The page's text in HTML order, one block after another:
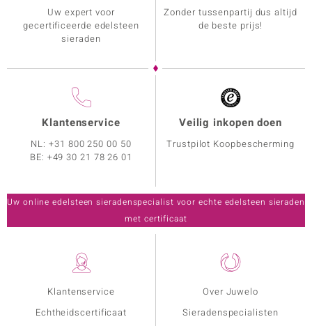
Klantenservice
Echtheidscertificaat
Over Juwelo
Sieradenspecialisten
Uw expert voor
gecertificeerde edelsteen
sieraden
Zonder tussenpartij dus altijd
de beste prijs!
Klantenservice
NL:+31 800 250 00 50
BE: +49 30 21 78 26 01
Veilig inkopen doen
Trustpilot Koopbescherming
Uw online edelsteen sieradenspecialist voor echte edelsteen sieraden
met certificaat